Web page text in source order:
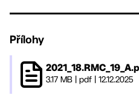
Přílohy
3.17 MB pdf 12.12.2025